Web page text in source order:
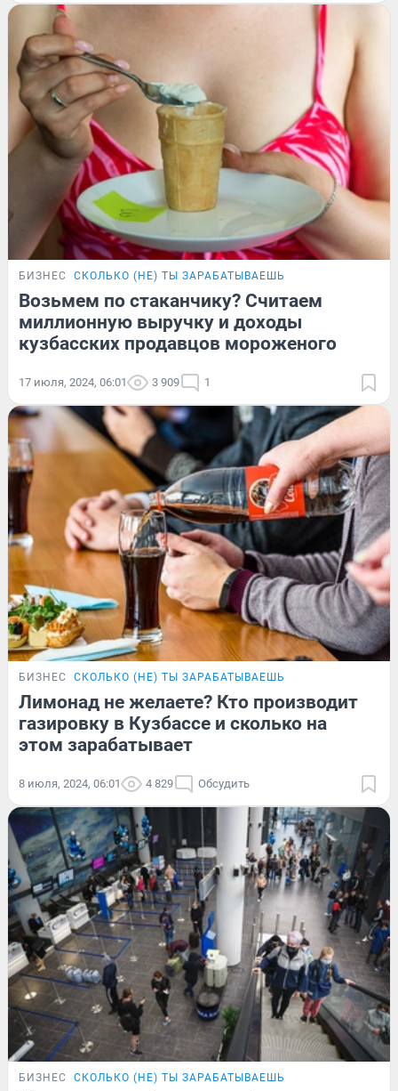
БИЗНЕС СКОЛЬКО (НЕ) ТЫ ЗАРАБАТЫВАЕШЬ
Возьмем по стаканчику? Считаем
миллионную выручку и доходы
кузбасских продавцов мороженого
17 июля, 2024, 06:01 3 909 1
БИЗНЕС СКОЛЬКО (НЕ) ТЫ ЗАРАБАТЫВАЕШЬ
Лимонад не желаете? Кто производит
газировку в Кузбассе и сколько на
этом зарабатывает
8 июля, 2024, 06:01 4 829 Обсудить
БИЗНЕС СКОЛЬКО (НЕ) ТЫ ЗАРАБАТЫВАЕШЬ